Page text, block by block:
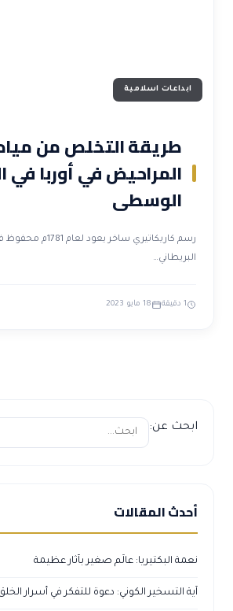
ابداعات اسلامية
طريقة التخلص من
المراحيض في أوربا في
الوسطى
رسم كاريكاتيري ساخر يعود
البريطاني…
1 دقيقة 18 مايو 2023
ابحث عن:
أحدث المقالات
نعمة البكتيريا: عالَم صغير بآثار عظيمة
آية التسخير الكوني: دعوة للتفكر في أسرار